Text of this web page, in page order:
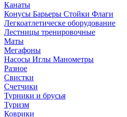
Канаты
Конусы Барьеры Стойки Флаги
Легкоатлетическе оборудование
Лестницы тренировочные
Маты
Мегафоны
Насосы Иглы Манометры
Разное
Свистки
Счетчики
Турники и брусья
Туризм
Коврики